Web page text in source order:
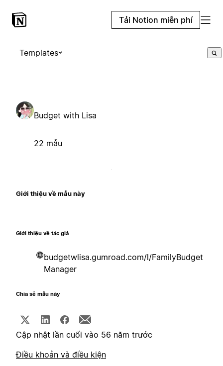
Tải Notion miễn phí
Templates
Budget with Lisa
22 mẫu
Giới thiệu về mẫu này
Giới thiệu về tác giả
budgetwlisa.gumroad.com/l/FamilyBudget
Manager
Chia sẻ mẫu này
Cập nhật lần cuối vào 56 năm trước
Điều khoản và điều kiện